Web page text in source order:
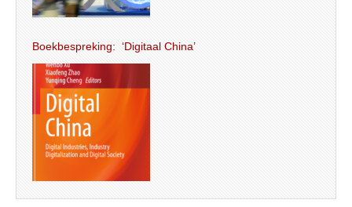
Boekbespreking: ‘Digitaal China’